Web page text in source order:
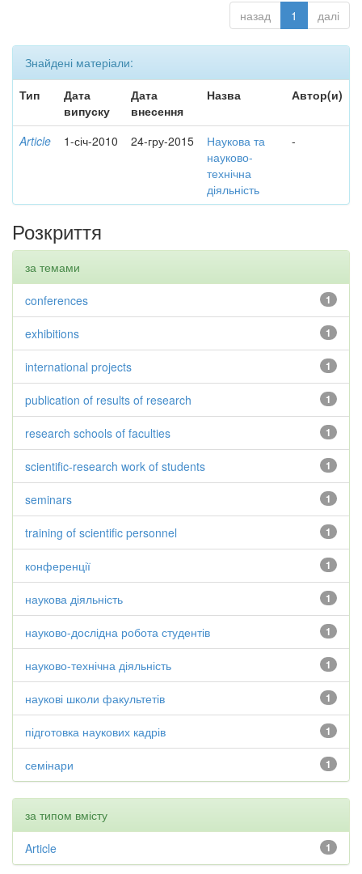
назад 1 далі
Знайдені матеріали:
Тип
Дата
випуску
Дата
внесення
Назва Автор(и)
Article 1-січ-2010 24-гру-2015
Наукова та
науково-
технічна
діяльність
-
Розкриття
за темами
1
conferences
1
exhibitions
1
international projects
1
publication of results of research
1
research schools of faculties
1
scientific-research work of students
1
seminars
1
training of scientific personnel
1
конференції
1
наукова діяльність
1
науково-дослідна робота студентів
1
науково-технічна діяльність
1
наукові школи факультетів
1
підготовка наукових кадрів
1
семінари
за типом вмісту
1
Article